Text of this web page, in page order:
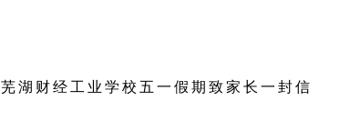
芜湖财经工业学校五一假期致家长一封信